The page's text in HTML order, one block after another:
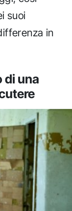
suoi
in
di una